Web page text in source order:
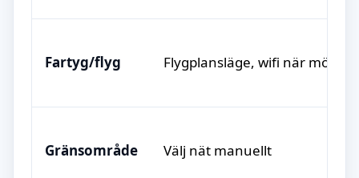
Fartyg/flyg Flygplansläge, wifi när möjligt
Gränsområde Välj nät manuellt